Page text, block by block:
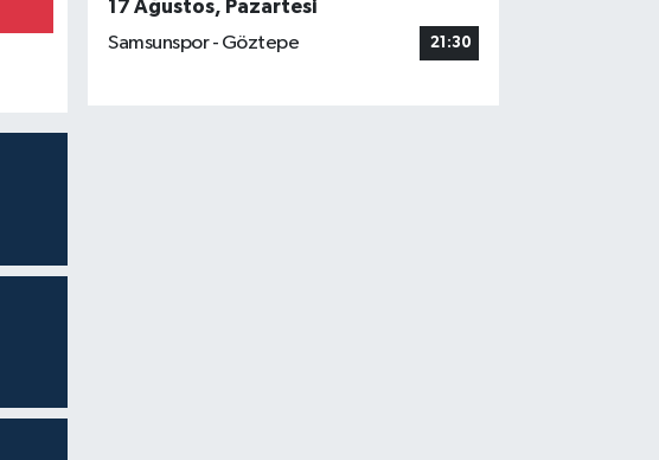
17 Ağustos, Pazartesi
Samsunspor - Göztepe
21:30